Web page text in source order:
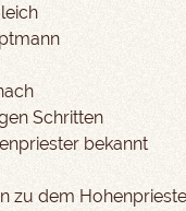
Schritten
bekannt
zu dem